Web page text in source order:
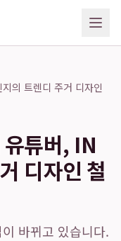
의 트렌디 주거 디자인
튜버, IN
디자인 철
바뀌고 있습니다.